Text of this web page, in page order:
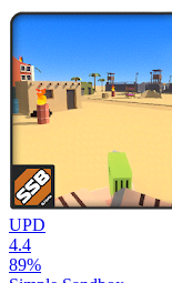
UPD
4.4
89%